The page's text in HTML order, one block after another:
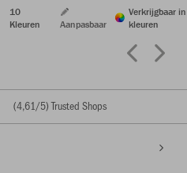
10
Kleuren
Aanpasbaar
Verkrijgbaar
kleuren
(4,61/5) Trusted Shops